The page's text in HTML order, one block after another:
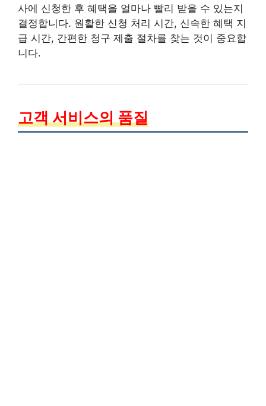
사에 신청한 후 혜택을 얼마나 빨리 받을 수 있는지
결정합니다. 원활한 신청 처리 시간, 신속한 혜택 지
급 시간, 간편한 청구 제출 절차를 찾는 것이 중요합
니다.
고객 서비스의 품질